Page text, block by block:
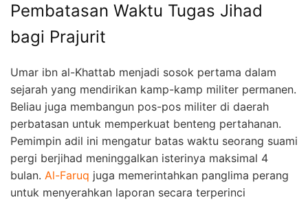
Pembatasan Waktu Tugas Jihad
bagi Prajurit
Umar ibn al-Khattab menjadi sosok pertama dalam
sejarah yang mendirikan kamp-kamp militer permanen.
Beliau juga membangun pos-pos militer di daerah
perbatasan untuk memperkuat benteng pertahanan.
Pemimpin adil ini mengatur batas waktu seorang suami
pergi berjihad meninggalkan isterinya maksimal 4
bulan. Al-Faruq juga memerintahkan panglima perang
untuk menyerahkan laporan secara terperinci